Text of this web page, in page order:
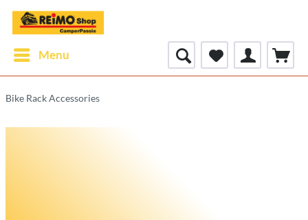
Menu
Bike Rack Accessories